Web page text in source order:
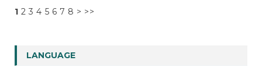
1 2 3 4 5 6 7 8 > >>
LANGUAGE